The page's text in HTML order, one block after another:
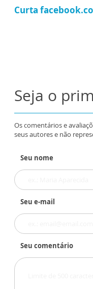
Curta
Seja o
Os comentários e
seus autores e não
Seu nome
Seu e-mail
Seu comentário